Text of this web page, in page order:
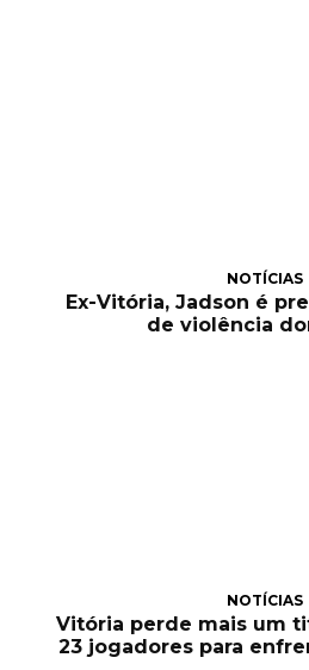
NOTÍCIAS
Ex-Vitória, Jadson é
de violência
NOTÍCIAS
Vitória perde mais um
23 jogadores para